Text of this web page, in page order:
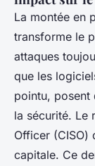
La montée en
transforme le
attaques
que les
pointu, posent
la sécurité. Le
Officer (CISO)
capitale. Ce